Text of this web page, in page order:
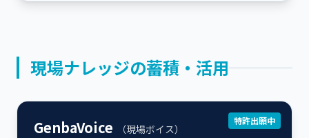
現場ナレッジの蓄積・活用
特許出願中
GenbaVoice
（現場ボイス）